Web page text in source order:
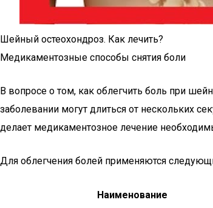
Шейный остеохондроз. Как лечить?
Медикаментозные способы снятия боли
В вопросе о том, как облегчить боль при
заболевании могут длиться от нескольких
делает медикаментозное лечение
Для облегчения болей применяются
Наименование